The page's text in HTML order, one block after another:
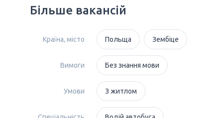
Більше вакансій
Країна, місто Польща Зембіце
Вимоги Без знання мови
Умови З житлом